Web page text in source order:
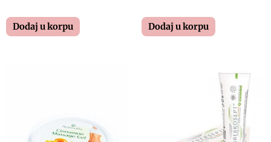
Dodaj u korpu Dodaj u korpu